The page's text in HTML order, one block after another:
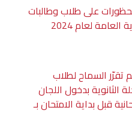
محظورات على طلاب وطالبات
العامة لعام 2024
تقرّر السماح لطلاب
الثانوية بدخول اللجان
قبل بداية الامتحان بـ